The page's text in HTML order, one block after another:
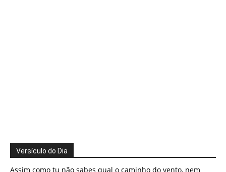
Versículo do Dia
Assim como tu não sabes qual o caminho do vento, nem